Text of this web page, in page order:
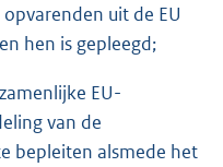
uit de EU
hen is gepleegd;
EU-
van de
bepleiten alsmede het